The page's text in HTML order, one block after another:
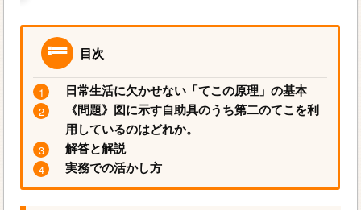
目次
日常生活に欠かせない「てこの原理」の基本
《問題》図に示す自助具のうち第二のてこを利
用しているのはどれか。
解答と解説
実務での活かし方